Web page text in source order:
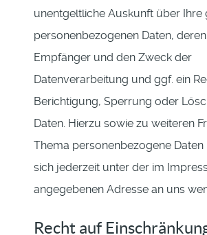
unentgeltliche Auskunft über Ihre
personenbezogenen Daten,
Empfänger und den Zweck der
Datenverarbeitung und ggf. ein
Berichtigung, Sperrung oder
Daten. Hierzu sowie zu weiteren
Thema personenbezogene Daten
sich jederzeit unter der im
angegebenen Adresse an uns
Recht auf